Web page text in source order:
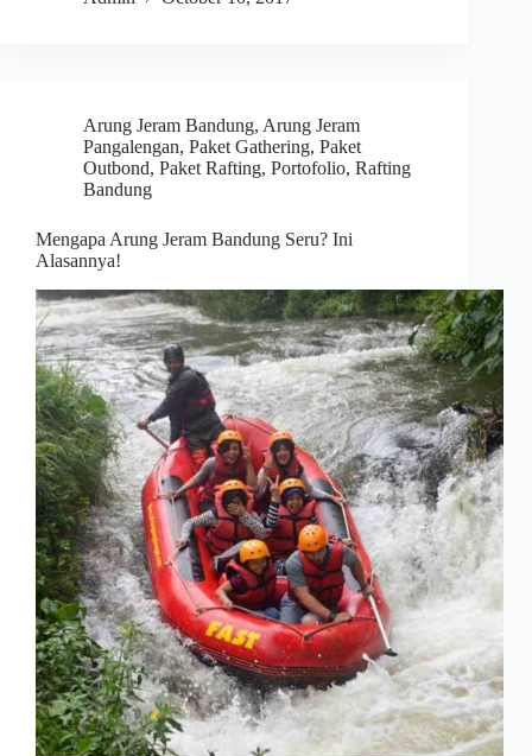
Arung Jeram Bandung, Arung Jeram
Pangalengan, Paket Gathering, Paket
Outbond, Paket Rafting, Portofolio, Rafting
Bandung
Mengapa Arung Jeram Bandung Seru? Ini
Alasannya!